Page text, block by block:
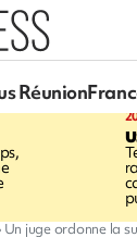
Réunion
Un juge ordonne la